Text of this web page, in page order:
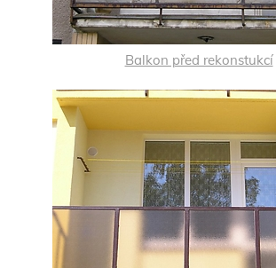
Balkon před rekonstukcí